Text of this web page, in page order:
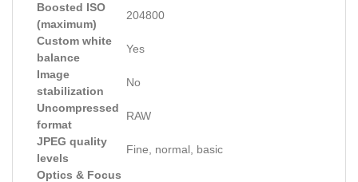
Boosted ISO
(maximum)
204800
Custom white
balance
Yes
Image
stabilization
No
Uncompressed
format
RAW
JPEG quality
levels
Fine, normal, basic
Optics & Focus